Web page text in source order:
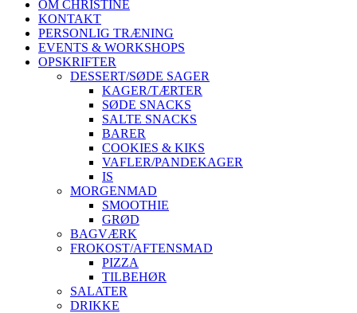
OM CHRISTINE
KONTAKT
PERSONLIG TRÆNING
EVENTS & WORKSHOPS
OPSKRIFTER
DESSERT/SØDE SAGER
KAGER/TÆRTER
SØDE SNACKS
SALTE SNACKS
BARER
COOKIES & KIKS
VAFLER/PANDEKAGER
IS
MORGENMAD
SMOOTHIE
GRØD
BAGVÆRK
FROKOST/AFTENSMAD
PIZZA
TILBEHØR
SALATER
DRIKKE